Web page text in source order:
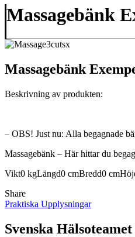
Massagebänk
Massagebänk
Beskrivning av produkten:
– OBS! Just nu: Alla begagnade
Massagebänk – Här hittar du
Vikt0 kgLängd0 cmBredd0 cm
Share
Praktiska Upplysningar
Svenska Hälsoteamet